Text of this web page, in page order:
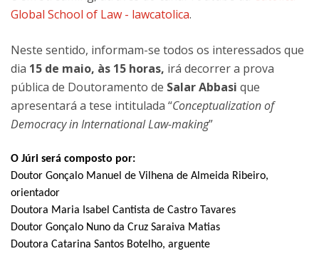
Global School of Law - lawcatolica.
Neste sentido, informam-se todos os interessados que
dia 15 de maio, às 15 horas, irá decorrer a prova
pública de Doutoramento de Salar Abbasi que
apresentará a tese intitulada “Conceptualization of
Democracy in International Law-making”
O Júri será composto por:
Doutor Gonçalo Manuel de Vilhena de Almeida Ribeiro,
orientador
Doutora Maria Isabel Cantista de Castro Tavares
Doutor Gonçalo Nuno da Cruz Saraiva Matias
Doutora Catarina Santos Botelho, arguente